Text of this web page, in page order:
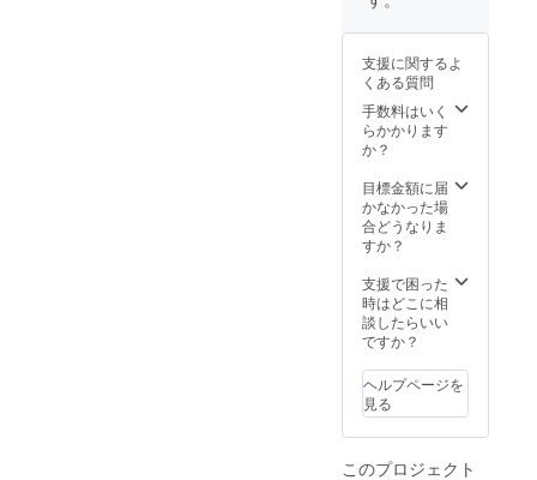
ラッ
お選び
くださ
い。 ・
お礼の
上げま
す。
支援に関するよ
くある質問
手数料はいく
らかかります
か？
目標金額に届
かなかった場
合どうなりま
すか？
支援で困った
時はどこに相
談したらいい
ですか？
ヘルプページを
見る
このプロジェクト